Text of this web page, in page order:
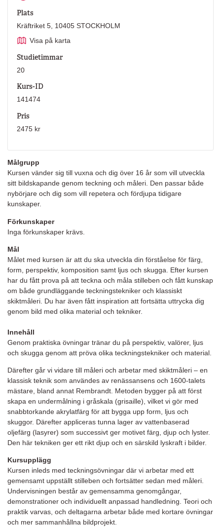
Målgrupp
Kursen vänder sig till vuxna och dig över 16 år som vill utveckla
sitt bildskapande genom teckning och måleri. Den passar både
nybörjare och dig som vill repetera och fördjupa tidigare
kunskaper.
Förkunskaper
Inga förkunskaper krävs.
Mål
Målet med kursen är att du ska utveckla din förståelse för färg,
form, perspektiv, komposition samt ljus och skugga. Efter kursen
har du fått prova på att teckna och måla stilleben och fått kunskap
om både grundläggande teckningstekniker och klassiskt
skiktmåleri. Du har även fått inspiration att fortsätta uttrycka dig
genom bild med olika material och tekniker.
Innehåll
Genom praktiska övningar tränar du på perspektiv, valörer, ljus
och skugga genom att pröva olika teckningstekniker och material.
Därefter går vi vidare till måleri och arbetar med skiktmåleri – en
klassisk teknik som användes av renässansens och 1600-talets
mästare, bland annat Rembrandt. Metoden bygger på att först
skapa en undermålning i gråskala (grisaille), vilket vi gör med
snabbtorkande akrylatfärg för att bygga upp form, ljus och
skuggor. Därefter appliceras tunna lager av vattenbaserad
oljefärg (lasyrer) som successivt ger motivet färg, djup och lyster.
Den här tekniken ger ett rikt djup och en särskild lyskraft i bilder.
Kursupplägg
Kursen inleds med teckningsövningar där vi arbetar med ett
gemensamt uppställt stilleben och fortsätter sedan med måleri.
Undervisningen består av gemensamma genomgångar,
demonstrationer och individuellt anpassad handledning. Teori och
praktik varvas, och deltagarna arbetar både med kortare övningar
och mer sammanhållna bildprojekt.
Plats
Kräftriket 5, 10405 STOCKHOLM
Visa på karta
Studietimmar
20
Kurs-ID
141474
Pris
2475 kr